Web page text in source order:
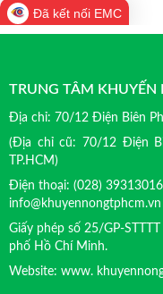
Đã kết nối EMC
TRUNG TÂM
Địa chỉ: 70/12 Điện Biên
(Địa chỉ cũ: 70/12 Điện
TP.HCM)
Điện thoại: (028)
Giấy phép số 25/GP-
phố Hồ Chí Minh.
Website: www.